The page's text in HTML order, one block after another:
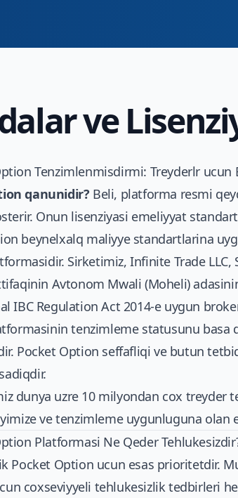
ve
Tenzimlenmisdirmi: Treyderlr ucun
qanunidir? Beli, platforma resmi
Onun lisenziyasi emeliyyat
beynelxalq maliyye standartlarina
Sirketimiz, Infinite Trade LLC,
Avtonom Mwali (Moheli)
IBC Regulation Act 2014-e uygun
tenzimleme statusunu
Pocket Option seffafliqi ve butun
dunya uzre 10 milyondan cox treyder
ve tenzimleme uygunluguna olan
Platformasi Ne Qeder
Pocket Option ucun esas prioritetdir.
coxseviyyeli tehlukesizlik tedbirleri